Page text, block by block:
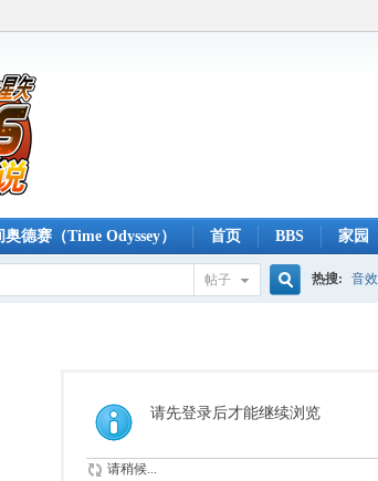
德赛（Time Odyssey） 首页 BBS 家园
帖子
索
热搜: 音效
请先登录后才能继续浏览
请稍候...